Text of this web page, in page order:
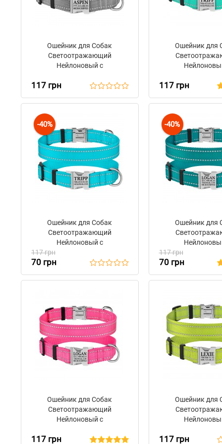
Ошейник для Собак
Светоотражающий
Нейлоновый с
BronzeDog Active Серый
117 грн
Ошейник для
BronzeDog
117 грн
-40%
Ошейник для Собак
Светоотражающий
Нейлоновый с
Металлической Пряжкой
BronzeDog Active Голубой
117 грн
70 грн
-40%
Ошейник для
Металлической
BronzeDog Active
117 грн
70 грн
Ошейник для Собак
Светоотражающий
Нейлоновый с
BronzeDog Active Розовый
117 грн
Ошейник для
BronzeDog Active
117 грн